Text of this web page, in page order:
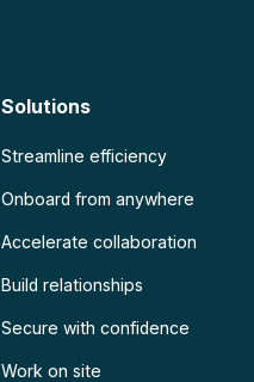
Solutions
Streamline efficiency
Onboard from anywhere
Accelerate collaboration
Build relationships
Secure with confidence
Work on site